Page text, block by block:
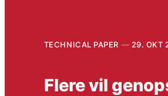
TECHNICAL PAPER 29. OKT
Flere vil